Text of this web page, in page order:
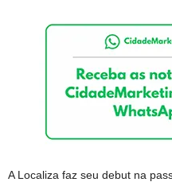
A Localiza faz seu debut na